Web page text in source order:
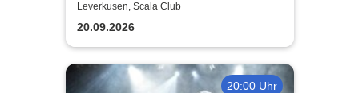
Leverkusen, Scala Club
20.09.2026
20:00 Uhr